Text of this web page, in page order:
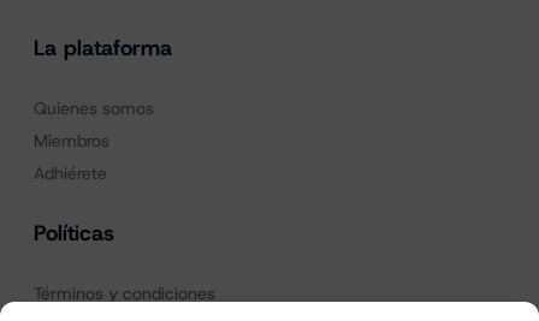
La plataforma
Quienes somos
Miembros
Adhiérete
Políticas
Términos y condiciones